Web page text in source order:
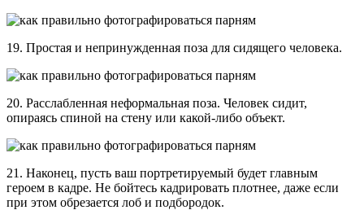
19. Простая и непринужденная поза для сидящего человека.
20. Расслабленная неформальная поза. Человек сидит,
опираясь спиной на стену или какой-либо объект.
21. Наконец, пусть ваш портретируемый будет главным
героем в кадре. Не бойтесь кадрировать плотнее, даже если
при этом обрезается лоб и подбородок.